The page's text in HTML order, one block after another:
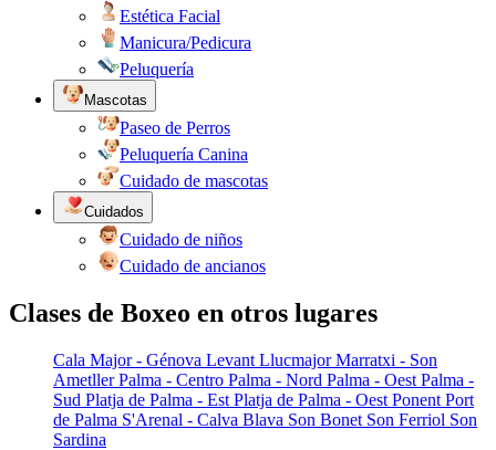
Estética Facial
Manicura/Pedicura
Peluquería
Mascotas
Paseo de Perros
Peluquería Canina
Cuidado de mascotas
Cuidados
Cuidado de niños
Cuidado de ancianos
Clases de Boxeo en otros lugares
Cala Major - Génova Levant Llucmajor Marratxi - Son
Ametller Palma - Centro Palma - Nord Palma - Oest Palma -
Sud Platja de Palma - Est Platja de Palma - Oest Ponent Port
de Palma S'Arenal - Calva Blava Son Bonet Son Ferriol Son
Sardina